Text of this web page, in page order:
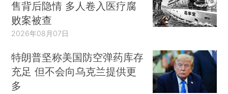
售背后隐情 多人卷入医疗腐
败案被查
2026年08月07日
特朗普坚称美国防空弹药库存
充足 但不会向乌克兰提供更
多